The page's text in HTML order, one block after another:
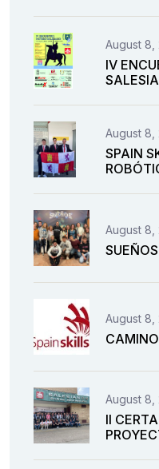
August 8,
IV
August 8,
SPAIN
August 8,
SUEÑOS
August 8,
August 8,
II